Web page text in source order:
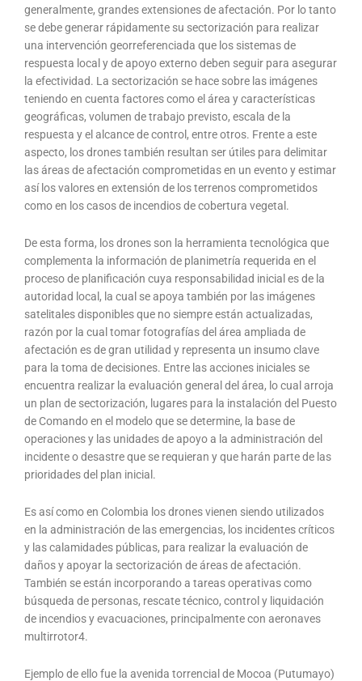
generalmente, grandes extensiones de afectación. Por lo tanto
se debe generar rápidamente su sectorización para realizar
una intervención georreferenciada que los sistemas de
respuesta local y de apoyo externo deben seguir para asegurar
la efectividad. La sectorización se hace sobre las imágenes
teniendo en cuenta factores como el área y características
geográficas, volumen de trabajo previsto, escala de la
respuesta y el alcance de control, entre otros. Frente a este
aspecto, los drones también resultan ser útiles para delimitar
las áreas de afectación comprometidas en un evento y estimar
así los valores en extensión de los terrenos comprometidos
como en los casos de incendios de cobertura vegetal.
De esta forma, los drones son la herramienta tecnológica que
complementa la información de planimetría requerida en el
proceso de planificación cuya responsabilidad inicial es de la
autoridad local, la cual se apoya también por las imágenes
satelitales disponibles que no siempre están actualizadas,
razón por la cual tomar fotografías del área ampliada de
afectación es de gran utilidad y representa un insumo clave
para la toma de decisiones. Entre las acciones iniciales se
encuentra realizar la evaluación general del área, lo cual arroja
un plan de sectorización, lugares para la instalación del Puesto
de Comando en el modelo que se determine, la base de
operaciones y las unidades de apoyo a la administración del
incidente o desastre que se requieran y que harán parte de las
prioridades del plan inicial.
Es así como en Colombia los drones vienen siendo utilizados
en la administración de las emergencias, los incidentes críticos
y las calamidades públicas, para realizar la evaluación de
daños y apoyar la sectorización de áreas de afectación.
También se están incorporando a tareas operativas como
búsqueda de personas, rescate técnico, control y liquidación
de incendios y evacuaciones, principalmente con aeronaves
multirrotor4.
Ejemplo de ello fue la avenida torrencial de Mocoa (Putumayo)